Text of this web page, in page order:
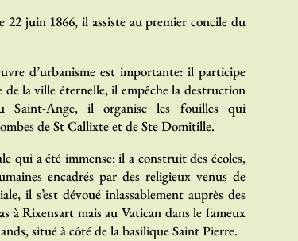
22 juin 1866, il assiste au premier concile du
d’urbanisme est importante: il participe
la ville éternelle, il empêche la destruction
Saint-Ange, il organise les fouilles qui
de St Callixte et de Ste Domitille.
qui a été immense: il a construit des écoles,
encadrés par des religieux venus de
il s’est dévoué inlassablement auprès des
à Rixensart mais au Vatican dans le fameux
situé à côté de la basilique Saint Pierre.